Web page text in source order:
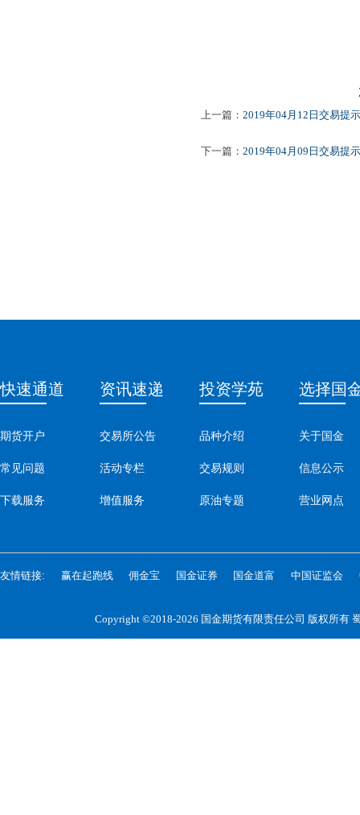
上一篇： 2019年04月12日交易提示
下一篇： 2019年04月09日交易提示
快速通道
期货开户
常见问题
下载服务
资讯速递
交易所公告
活动专栏
增值服务
投资学苑
品种介绍
交易规则
原油专题
选择国
关于国金
信息公示
营业网点
友情链接: 赢在起跑线 佣金宝 国金证券 国金道富 中国证监会
Copyright ©2018-2026 国金期货有限责任公司 版权所有